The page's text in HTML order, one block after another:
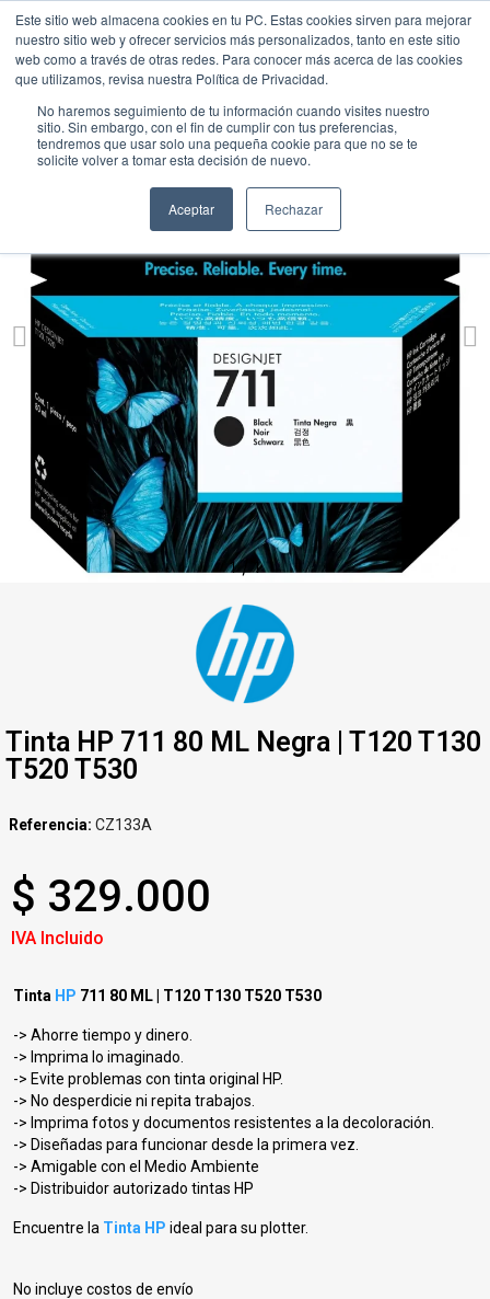
Este sitio web almacena cookies en tu PC. Estas cookies sirven para mejorar
nuestro sitio web y ofrecer servicios más personalizados, tanto en este sitio
web como a través de otras redes. Para conocer más acerca de las cookies
que utilizamos, revisa nuestra Política de Privacidad.
No haremos seguimiento de tu información cuando visites nuestro
sitio. Sin embargo, con el fin de cumplir con tus preferencias,
tendremos que usar solo una pequeña cookie para que no se te
solicite volver a tomar esta decisión de nuevo.
Aceptar Rechazar
1/1
Tinta HP 711 80 ML Negra | T120 T130
T520 T530
Referencia CZ133A
$ 329.000
IVA Incluido
Tinta HP 711 80 ML | T120 T130 T520 T530
-> Ahorre tiempo y dinero.
-> Imprima lo imaginado.
-> Evite problemas con tinta original HP.
-> No desperdicie ni repita trabajos.
-> Imprima fotos y documentos resistentes a la decoloración.
-> Diseñadas para funcionar desde la primera vez.
-> Amigable con el Medio Ambiente
-> Distribuidor autorizado tintas HP
Encuentre la Tinta HP ideal para su plotter.
No incluye costos de envío